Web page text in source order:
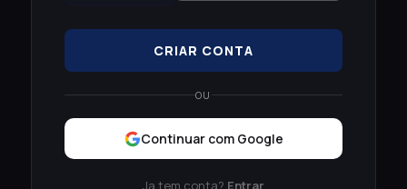
CRIAR CONTA
OU
Continuar com Google
Ja tem conta? Entrar